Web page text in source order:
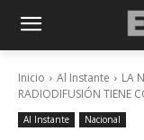
Inicio Al Instante
LA
RADIODIFUSIÓN TIENE
Al Instante Nacional